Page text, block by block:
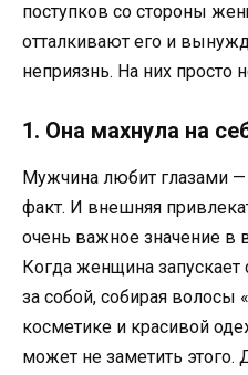
поступков со стороны
отталкивают его и
неприязнь. На них просто
1. Она махнула на
Мужчина любит глазами
факт. И внешняя
очень важное значение в
Когда женщина запускает
за собой, собирая волосы
косметике и красивой
может не заметить этого.